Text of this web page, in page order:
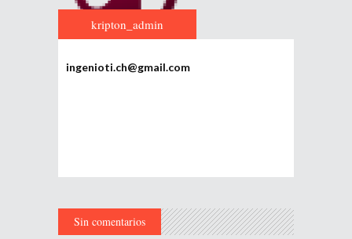
kripton_admin
ingenioti.ch@gmail.com
Sin comentarios